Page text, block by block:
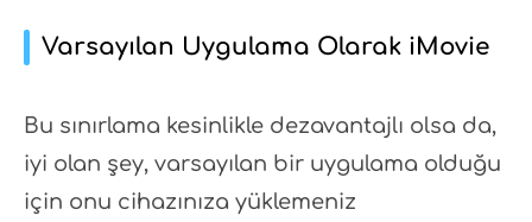
Varsayılan Uygulama Olarak iMovie
Bu sınırlama kesinlikle dezavantajlı olsa da,
iyi olan şey, varsayılan bir uygulama olduğu
için onu cihazınıza yüklemeniz